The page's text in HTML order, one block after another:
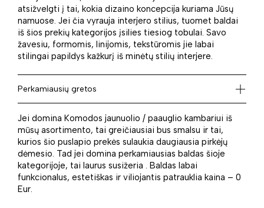
atsižvelgti į tai, kokia dizaino koncepcija kuriama Jūsų
namuose. Jei čia vyrauja interjero stilius, tuomet baldai
iš šios prekių kategorijos įsilies tiesiog tobulai. Savo
žavesiu, formomis, linijomis, tekstūromis jie labai
stilingai papildys kažkurį iš minėtų stilių interjere.
Perkamiausių gretos
Jei domina Komodos jaunuolio / paauglio kambariui iš
mūsų asortimento, tai greičiausiai bus smalsu ir tai,
kurios šio puslapio prekės sulaukia daugiausia pirkėjų
dėmesio. Tad jei domina perkamiausias baldas šioje
kategorijoje, tai laurus susižeria . Baldas labai
funkcionalus, estetiškas ir viliojantis patrauklia kaina – 0
Eur.